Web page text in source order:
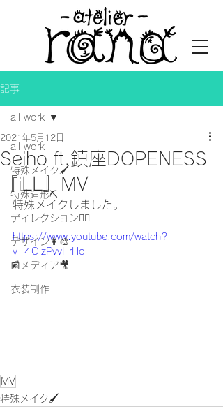
記事
all work
特殊メイク🖌
特殊造形⛏
ディレクション👯‍♀️
デザイン👩‍🎨
📰メディア🎥
衣装制作
all work
Seiho ft.鎮座DOPENESS
『iLL』MV
2021年5月12日
特殊メイクしました。
https://www.youtube.com/watch?
v=4OizPvvHrHc
MV
特殊メイク🖌